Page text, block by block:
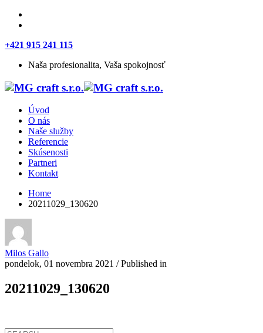
+421 915 241 115
Naša profesionalita, Vaša spokojnosť
Úvod
O nás
Naše služby
Referencie
Skúsenosti
Partneri
Kontakt
Home
20211029_130620
Milos Gallo
pondelok, 01 novembra 2021 /Published in
20211029_130620